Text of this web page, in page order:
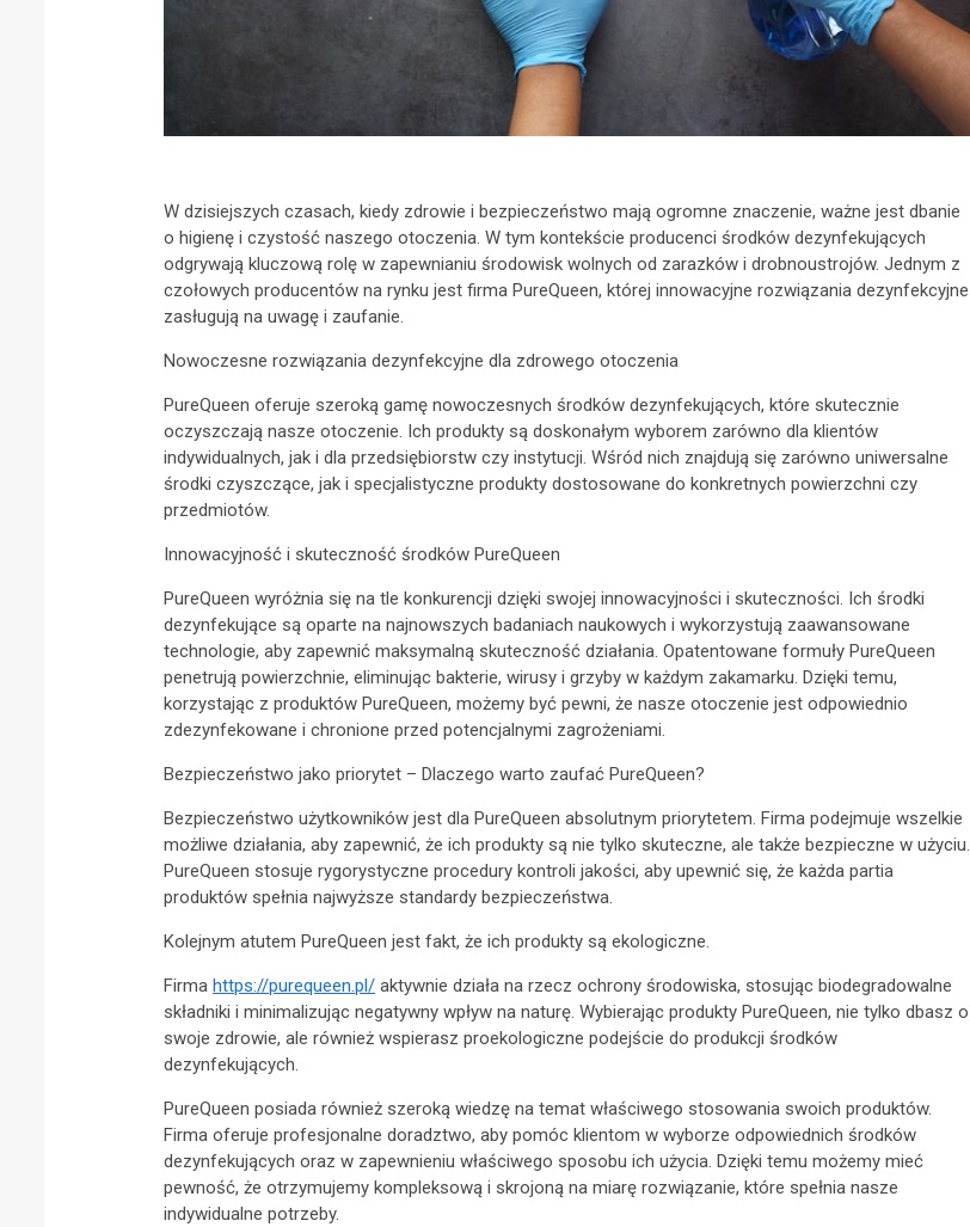
W dzisiejszych czasach, kiedy zdrowie i bezpieczeństwo mają ogromne znaczenie, ważne jest dbanie
o higienę i czystość naszego otoczenia. W tym kontekście producenci środków dezynfekujących
odgrywają kluczową rolę w zapewnianiu środowisk wolnych od zarazków i drobnoustrojów. Jednym z
czołowych producentów na rynku jest firma PureQueen, której innowacyjne rozwiązania dezynfekcyjne
zasługują na uwagę i zaufanie.
Nowoczesne rozwiązania dezynfekcyjne dla zdrowego otoczenia
PureQueen oferuje szeroką gamę nowoczesnych środków dezynfekujących, które skutecznie
oczyszczają nasze otoczenie. Ich produkty są doskonałym wyborem zarówno dla klientów
indywidualnych, jak i dla przedsiębiorstw czy instytucji. Wśród nich znajdują się zarówno uniwersalne
środki czyszczące, jak i specjalistyczne produkty dostosowane do konkretnych powierzchni czy
przedmiotów.
Innowacyjność i skuteczność środków PureQueen
PureQueen wyróżnia się na tle konkurencji dzięki swojej innowacyjności i skuteczności. Ich środki
dezynfekujące są oparte na najnowszych badaniach naukowych i wykorzystują zaawansowane
technologie, aby zapewnić maksymalną skuteczność działania. Opatentowane formuły PureQueen
penetrują powierzchnie, eliminując bakterie, wirusy i grzyby w każdym zakamarku. Dzięki temu,
korzystając z produktów PureQueen, możemy być pewni, że nasze otoczenie jest odpowiednio
zdezynfekowane i chronione przed potencjalnymi zagrożeniami.
Bezpieczeństwo jako priorytet – Dlaczego warto zaufać PureQueen?
Bezpieczeństwo użytkowników jest dla PureQueen absolutnym priorytetem. Firma podejmuje wszelkie
możliwe działania, aby zapewnić, że ich produkty są nie tylko skuteczne, ale także bezpieczne w użyciu.
PureQueen stosuje rygorystyczne procedury kontroli jakości, aby upewnić się, że każda partia
produktów spełnia najwyższe standardy bezpieczeństwa.
Kolejnym atutem PureQueen jest fakt, że ich produkty są ekologiczne.
Firma https://purequeen.pl/ aktywnie działa na rzecz ochrony środowiska, stosując biodegradowalne
składniki i minimalizując negatywny wpływ na naturę. Wybierając produkty PureQueen, nie tylko dbasz o
swoje zdrowie, ale również wspierasz proekologiczne podejście do produkcji środków
dezynfekujących.
PureQueen posiada również szeroką wiedzę na temat właściwego stosowania swoich produktów.
Firma oferuje profesjonalne doradztwo, aby pomóc klientom w wyborze odpowiednich środków
dezynfekujących oraz w zapewnieniu właściwego sposobu ich użycia. Dzięki temu możemy mieć
pewność, że otrzymujemy kompleksową i skrojoną na miarę rozwiązanie, które spełnia nasze
indywidualne potrzeby.